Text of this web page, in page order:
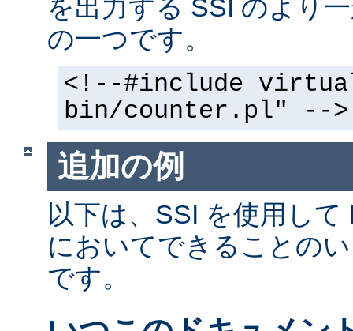
を出力する SSI のより
の一つです。
<!--#include
bin/counter.pl" -->
追加の例
以下は、SSI を使用し
においてできることの
です。